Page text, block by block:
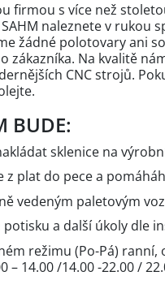
firmou s více než
naleznete v rukou
žádné polotovary ani
zákazníka. Na kvalitě
CNC strojů.
BUDE:
sklenice na
z plat do pece a
vedeným paletovým
a další úkoly dle
režimu (Po-Pá)
– 14.00 /14.00 -22.00 /